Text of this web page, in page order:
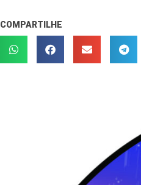
COMPARTILHE